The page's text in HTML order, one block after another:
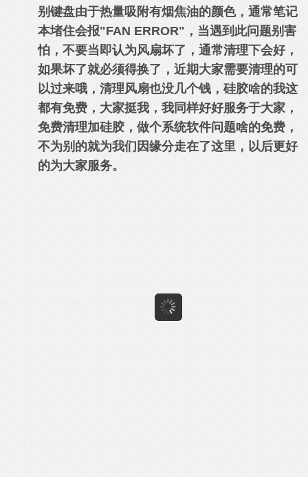
别键盘由于热量吸附有烟焦油的颜色，通常笔记
本堵住会报"FAN ERROR" ，当遇到此问题别害
怕，不要当即认为风扇坏了，通常清理下会好，
如果坏了就必须得换了，近期大家需要清理的可
以过来哦 ，清理风扇也没几个钱，硅胶啥的我这
都有免费，大家挺我，我同样好好服务于大家，
免费清理加硅胶，做个系统软件问题啥的免费，
不为别的就为我们因缘分走在了这里，以后更好
的为大家服务。